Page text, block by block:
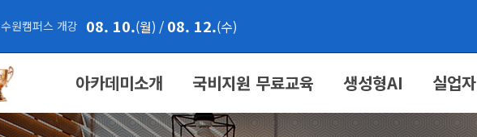
수원캠퍼스 개강 08. 10.(월) / 08. 12.(수)
아카데미소개 국비지원 무료교육 생성형AI 실업자